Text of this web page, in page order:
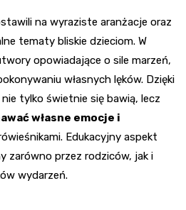
na wyraziste aranżacje oraz
tematy bliskie dzieciom. W
opowiadające o sile marzeń,
własnych lęków. Dzięki
tylko świetnie się bawią, lecz
własne emocje i
Edukacyjny aspekt
zarówno przez rodziców, jak i
wydarzeń.